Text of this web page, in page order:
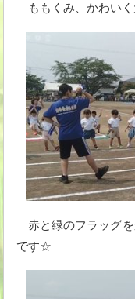
ももくみ、かわい
赤と緑のフラッグを
です☆